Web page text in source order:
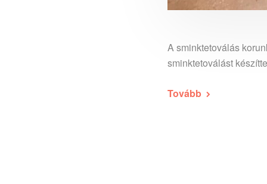
A sminktetoválás
sminktetoválást
Tovább